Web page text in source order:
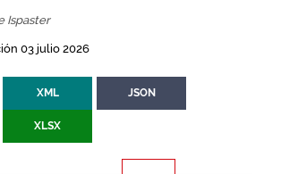
Ispaster
03 julio 2026
XML JSON
XLSX